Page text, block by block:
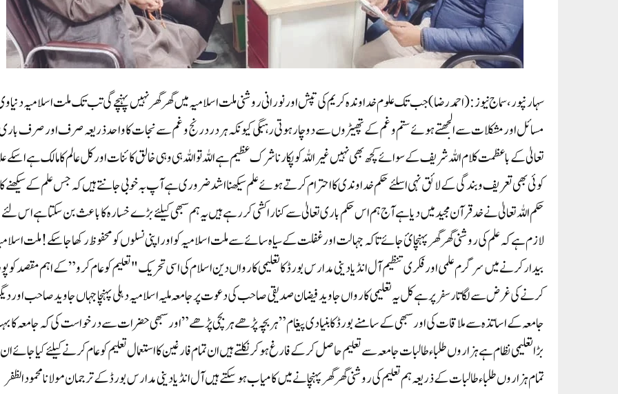
سہارنپور،سماج نیوز : (احمد رضا) جب تک علوم خدا وندہ کریم کی تپش اور نورانی روشنی ملت اسلامیہ میں گھر گھر نہیں پہنچے گی تب تک ملت اسلامیہ
مسائل اور مشکلات سے الجھتے ہوئے ستم و غم کے تھپیڑوں سے دو چار ہوتی رہیگی کیونکہ ہر درد رنج وغم سے نجات کا واحد ذریعہ صرف اور صرف
تعالیٰ کے با عظمت کلام اللہ شریف کے سوائے کچھ بھی نہیں غیر اللہ کو پکارنا شرک عظیم ہے اللہ تو اللہ ہی وہی خالق کائنات اور کل عالم کا مالک ہے اسکے
کوئی بھی تعریف و بندگی کے لا ئق نہی اسلئے حکم خدا وند ی کا احترام کرتے ہوئے علم سیکھنا اشد ضروری ہے آپ بہ خوبی جانتے ہیں کہ جس علم کے سیکھنے کا
حکم اللہ تعالیٰ نے خد قرآن مجید میں دیا ہے آج ہم اس حکم باری تعالیٰ سے کنار ا کشی کر رہے ہیں یہ ہم سبھی کیلئے بڑے خسارہ کا باعث بن سکتا ہے اس لئے
لازم ہے کہ علم کی روشنی گھر گھر پہنچا ئ جائے تاکہ جہالت اور غفلت کے سیاہ سائے سے ملت اسلامیہ کو اور اپنی نسلوں کو محفوظ رکھا جا سکے! ملت
بیدار کرنے میں سرگرم علمی اور فکری تنظیم آل انڈیا دینی مدارس بورڈ کا تعلیمی کارواں دین اسلام کی اسی تحریک "تعلیم کو عام کرو”کے اہم مقصد کو
کرنے کی غرض سے لگاتار سفر پر ہے کل یہ تعلیمی کارواں جاوید فیضان صدیقی صاحب کی دعوت پر جامعہ ملیہ اسلامیہ دہلی پہنچا جہاں جاوید صاحب اور
جامعہ کے اساتذہ سے ملاقات کی اور سبھی کے سامنے بورڈ کا بنیادی پیغام” ہر بچہ پڑھے ہر بچی پڑھے” اور سبھی حضرات سے درخواست کی کہ جامعہ کا
بڑا تعلیمی نظام ہے ہزاروں طلباء طالبات جامعہ سے تعلیم حاصل کرکے فارغ ہوکر نکلتے ہیں ان تمام فارغین کا استعمال تعلیم کو عام کرنے کیلئے کیا جائے ان
تمام ہزاروں طلباء طالبات کے ذریعہ ہم تعلیم کی روشنی گھر گھر پہنچانے میں کامیاب ہو سکتے ہیں آل انڈیا دینی مدارس بورڈ کے ترجمان مولانا محمود الظفر